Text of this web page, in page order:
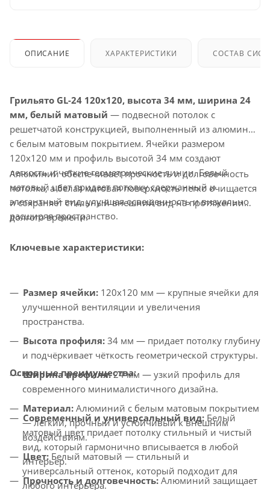
ОПИСАНИЕ ХАРАКТЕРИСТИКИ СОСТАВ
Грильято GL-24 120x120, высота 34 мм, ширина 24
мм, белый матовый — подвесной потолок с
решетчатой конструкцией, выполненный из алюминия
с белым матовым покрытием. Ячейки размером
120x120 мм и профиль высотой 34 мм создают
легкость и четкие геометрические линии. Белый
матовый цвет придает потолку сдержанный и
элегантный вид, улучшая освещенность и визуально
расширяя пространство.
Алюминий обеспечивает прочность и долговечность
потолка, а белая матовая поверхность легко очищается
и сохраняет стильный внешний вид на протяжении
долгого времени.
Ключевые характеристики:
Размер ячейки: 120x120 мм — крупные ячейки для
улучшенной вентиляции и увеличения
пространства.
Высота профиля: 34 мм — придает потолку глубину
и подчёркивает чёткость геометрической структуры.
Ширина профиля:24 мм — узкий профиль для
современного минималистичного дизайна.
Материал: Алюминий с белым матовым покрытием
— лёгкий, прочный и устойчивый к внешним
воздействиям.
Цвет: Белый матовый — стильный и
универсальный оттенок, который подходит для
любого интерьера.
Основные преимущества:
Современный и универсальный вид: Белый
матовый цвет придает потолку стильный и чистый
вид, который гармонично вписывается в любой
интерьер.
Прочность и долговечность: Алюминий защищает